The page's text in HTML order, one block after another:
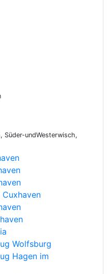
Süder-undWesterwisch,
Wolfsburg
Hagen im